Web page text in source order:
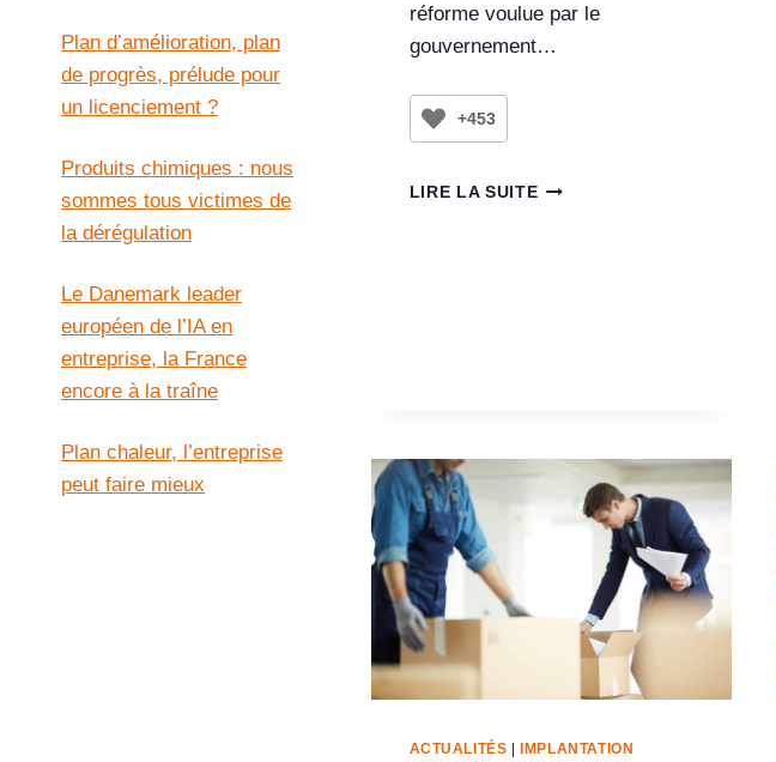
réforme voulue par le
gouvernement…
+453
LIRE LA SUITE
ACTUALITÉS IMPLANTATION
Plan d’amélioration, plan
de progrès, prélude pour
un licenciement ?
Produits chimiques : nous
sommes tous victimes de
la dérégulation
Le Danemark leader
européen de l’IA en
entreprise, la France
encore à la traîne
Plan chaleur, l’entreprise
peut faire mieux